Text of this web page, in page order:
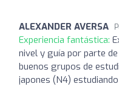
ALEXANDER AVERSA
Experiencia fantástica:
nivel y guía por parte
buenos grupos de
japones (N4)